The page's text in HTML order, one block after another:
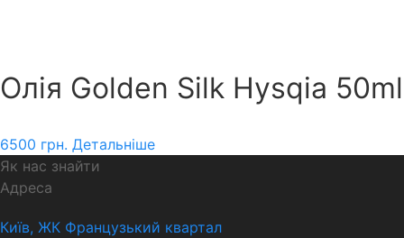
Олія Golden Silk Hysqia 50ml
6500 грн. Детальніше
Як нас знайти
Адреса
Київ, ЖК Французький квартал